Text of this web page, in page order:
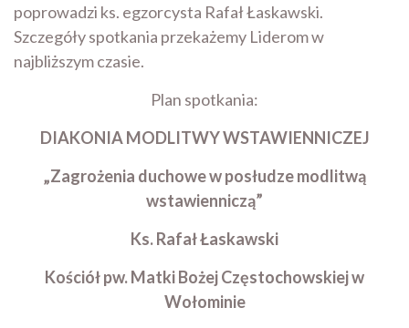
poprowadzi ks. egzorcysta Rafał Łaskawski.
Szczegóły spotkania przekażemy Liderom w
najbliższym czasie.
Plan spotkania:
DIAKONIA MODLITWY WSTAWIENNICZEJ
„Zagrożenia duchowe w posłudze modlitwą
wstawienniczą”
Ks. Rafał Łaskawski
Kościół pw. Matki Bożej Częstochowskiej w
Wołominie